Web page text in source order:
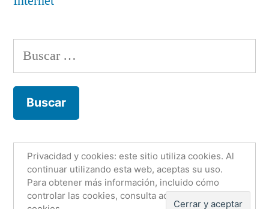
Buscar:
Fco. Jesús Martínez Murcia ,Funciona gracias a
WordPress.
Email Twitter
LinkedIn
GitHub
Orcid
Privacidad y cookies: este sitio utiliza cookies. Al
continuar utilizando esta web, aceptas su uso.
Para obtener más información, incluido cómo
controlar las cookies, consulta aquí: